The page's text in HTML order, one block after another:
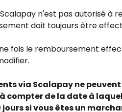
n'est pas autorisé à
doit toujours être
fois le remboursement
via Scalapay ne
compter de la date à
jours si vous êtes un